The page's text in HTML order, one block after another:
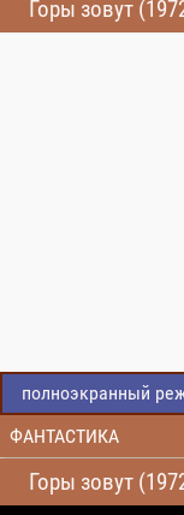
Горы зовут
полноэкранный
ФАНТАСТИКА
Горы зовут